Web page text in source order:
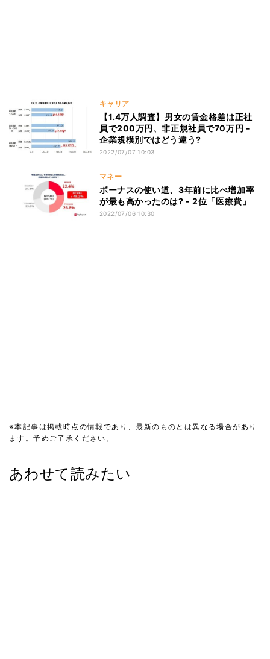
キャリア
【1.4万人調査】男女の賃金格差は正社
員で200万円、非正規社員で70万円 -
企業規模別ではどう違う?
2022/07/07 10:03
マネー
ボーナスの使い道、3年前に比べ増加率
が最も高かったのは? - 2位「医療費」
2022/07/06 10:30
※本記事は掲載時点の情報であり、最新のものとは異なる場合があり
ます。予めご了承ください。
あわせて読みたい